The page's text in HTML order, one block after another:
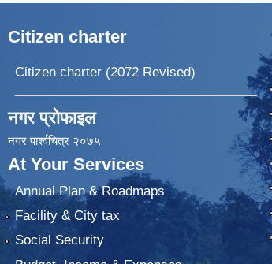
Citizen charter
Citizen charter (2072 Revised)
नगर प्रोफाइल
नगर पार्श्वचित्र २०७५
At Your Services
Annual Plan & Roadmaps
Facility & City tax
Social Security